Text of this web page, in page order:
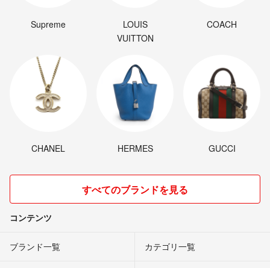
Supreme
LOUIS
VUITTON
COACH
CHANEL HERMES GUCCI
すべてのブランドを見る
コンテンツ
ブランド一覧 カテゴリ一覧